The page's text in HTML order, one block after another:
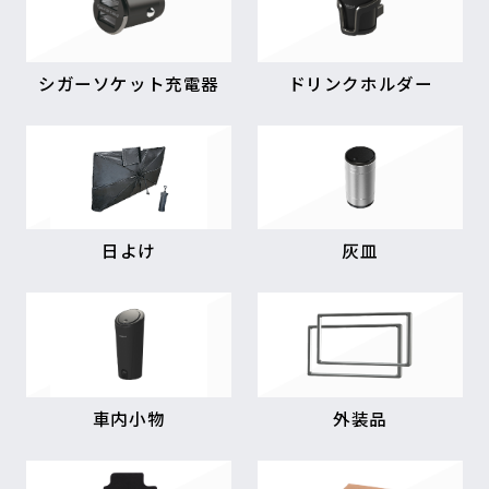
シガーソケット充電器 ドリンクホルダー
日よけ 灰皿
車内小物 外装品